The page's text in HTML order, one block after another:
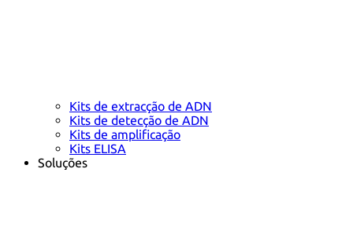
Kits de extracção de ADN
Kits de detecção de ADN
Kits de amplificação
Kits ELISA
Soluções